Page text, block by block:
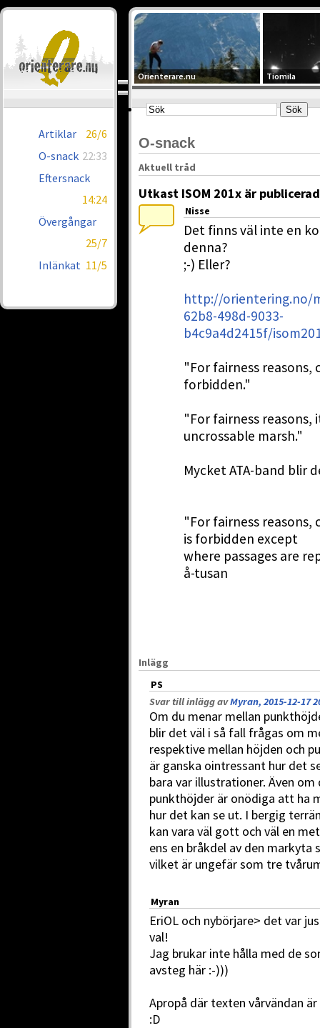
Artiklar
26/6
O-snack 22:33
Eftersnack
14:24
Övergångar
25/7
Inlänkat 11/5
Orienterare.nu Tiomila
O-snack
Aktuell tråd
Utkast ISOM 201x är publicerad
Nisse
Det finns väl inte en
denna?
;-) Eller?
http://orientering.no/
62b8-498d-9033-
b4c9a4d2415f/
"For fairness reasons,
forbidden."
"For fairness reasons,
uncrossable marsh."
Mycket ATA-band blir
"For fairness reasons,
is forbidden except
where passages are
å-tusan
Inlägg
PS
Svar till inlägg avMyran, 2015-12-17
Om du menar mellan
blir det väl i så fall frågas om
respektive mellan höjden och
är ganska ointressant hur det
bara var illustrationer. Även
punkthöjder är onödiga att ha
hur det kan se ut. I bergig
kan vara väl gott och väl en
ens en bråkdel av den markyta
vilket är ungefär som tre
Myran
EriOL och nybörjare> det var
val!
Jag brukar inte hålla med de
avsteg här :-)))
Apropå där texten vårvändan
:D